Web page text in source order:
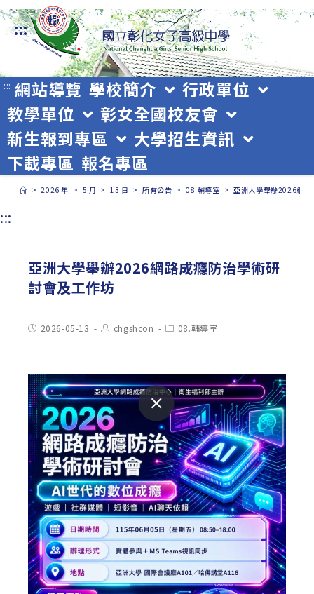
跳
轉
至
主
要
內
容
:::
::: 網站導覽 學校簡介
行政單位
教學單位
彰女全國校友會
新生報到專區
大學招生資訊
下載專區 報名專區
> 2026 年 > 5 月 > 13 日 > 所有公告 > 08.輔導室 > 亞洲大學舉辦2026網路
:::
亞洲大學舉辦2026網路成癮防治學術研
討會及工作坊
Post2026-05-13
Post
author:
chgshcon
Post08.輔導室